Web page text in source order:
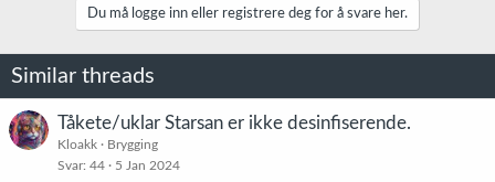
Du må logge inn eller registrere deg for å svare her.
Similar threads
Tåkete/uklar Starsan er ikke desinfiserende.
Kloakk
Brygging
Svar 44 5 Jan 2024